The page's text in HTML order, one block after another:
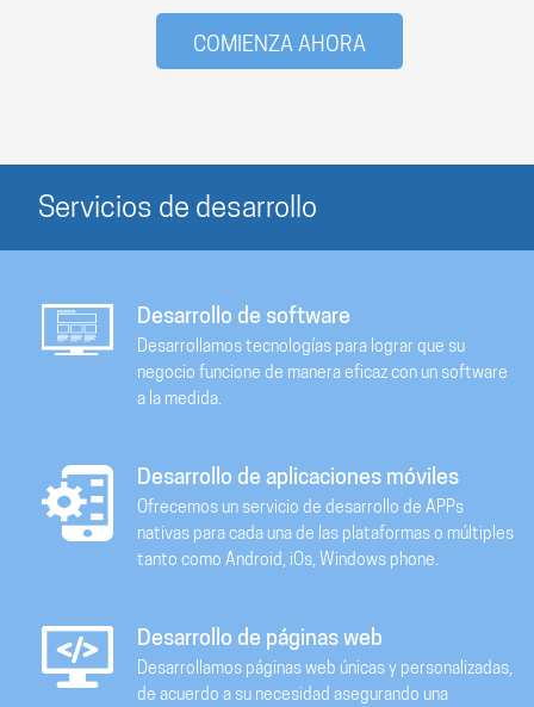
COMIENZA AHORA
Servicios de desarrollo
Desarrollo de software
Desarrollamos tecnologías para lograr que su
negocio funcione de manera eficaz con un software
a la medida.
Desarrollo de aplicaciones móviles
Ofrecemos un servicio de desarrollo de APPs
nativas para cada una de las plataformas o múltiples
tanto como Android, iOs, Windows phone.
Desarrollo de páginas web
Desarrollamos páginas web únicas y personalizadas,
de acuerdo a su necesidad asegurando una